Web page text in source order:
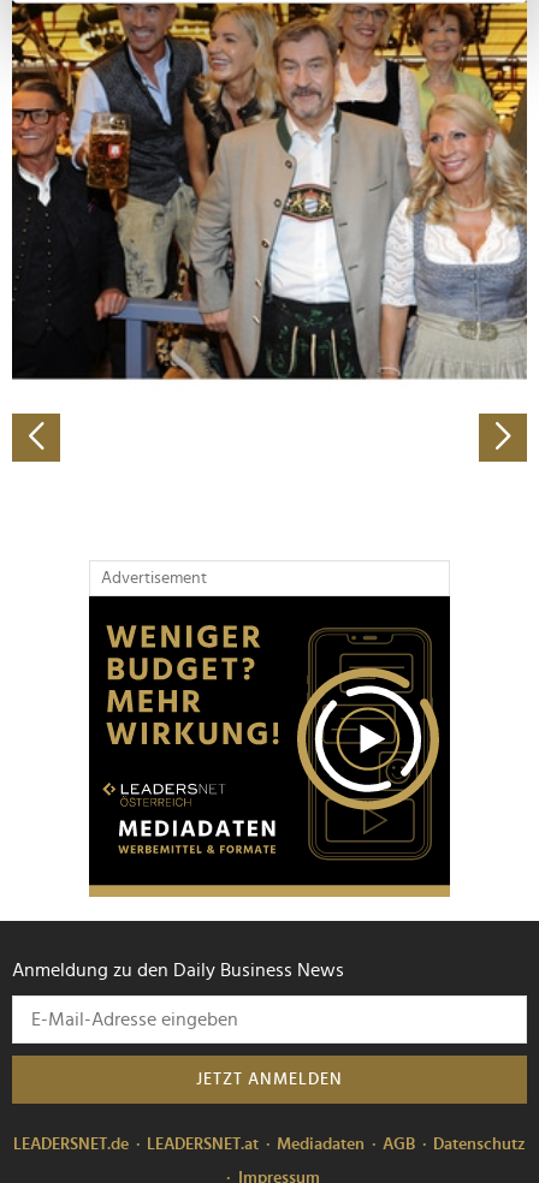
bestimmten Merkmalen (Fingerprinting) identifizieren
Erfahren Sie mehr darüber, wie Ihre persönlichen Daten
verarbeitet werden, und legen Sie Ihre Präferenzen im
Abschnitt Einzelheitenfest.
Wir verwenden Cookies, um Inhalte und Anzeigen zu
personalisieren, Funktionen für soziale Medien anbieten
zu können und die Zugriffe auf unsere Website zu
analysieren. Außerdem geben wir Informationen zu Ihrer
Verwendung unserer Website an unsere Partner für
soziale Medien, Werbung und Analysen weiter. Unsere
Partner führen diese Informationen möglicherweise mit
weiteren Daten zusammen, die Sie ihnen bereitgestellt
gesammelt haben.
Advertisement
Anmeldung zu den Daily Business News
JETZT ANMELDEN
LEADERSNET.de LEADERSNET.at Mediadaten AGB
Datenschutz
Impressum